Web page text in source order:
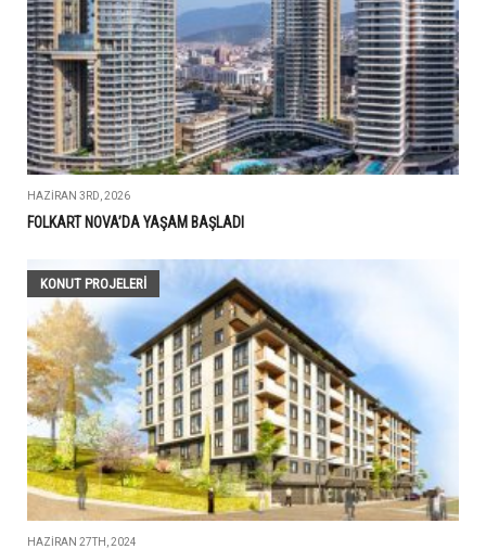
HAZIRAN 3RD, 2026
FOLKART NOVA’DA YAŞAM BAŞLADI
KONUT PROJELERI
HAZIRAN 27TH, 2024